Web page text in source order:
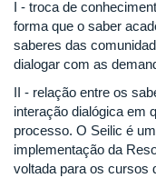
I - troca de
forma que o saber
saberes das
dialogar com as
II - relação entre os
interação dialógica em
processo. O Seilic é
implementação da
voltada para os cursos